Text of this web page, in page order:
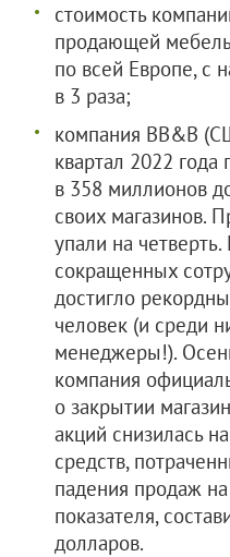
стоимость
продающей
по всей Европе, с
в 3 раза;
компания BB&B
квартал 2022 года
в 358 миллионов
своих магазинов.
упали на
сокращенных
достигло
человек (и среди
менеджеры!).
компания
о закрытии
акций снизилась
средств,
падения продаж
показателя,
долларов.